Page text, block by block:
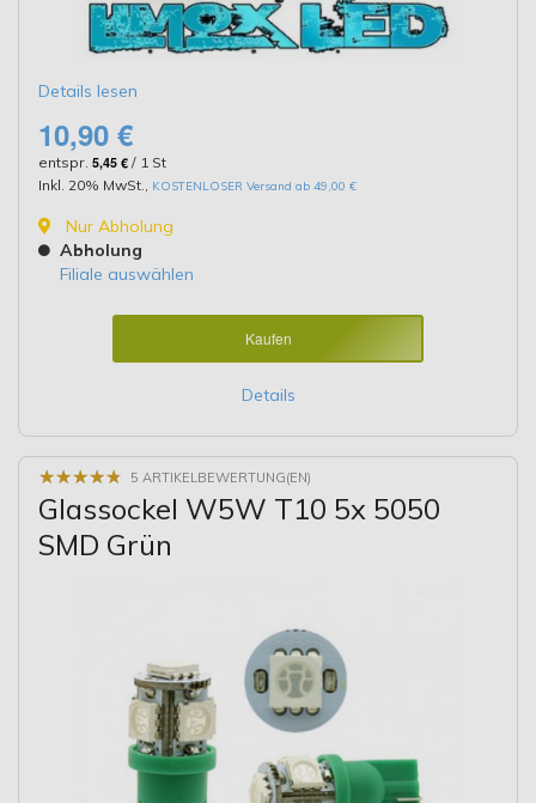
Details lesen
10,90 €
entspr. 5,45 € / 1 St
Inkl. 20% MwSt.
KOSTENLOSER Versand ab 49,00 €
Nur Abholung
Abholung
Filiale auswählen
Kaufen
Details
★★★★★
★★★★★ 5 ARTIKELBEWERTUNG(EN)
Glassockel W5W T10 5x 5050
SMD Grün